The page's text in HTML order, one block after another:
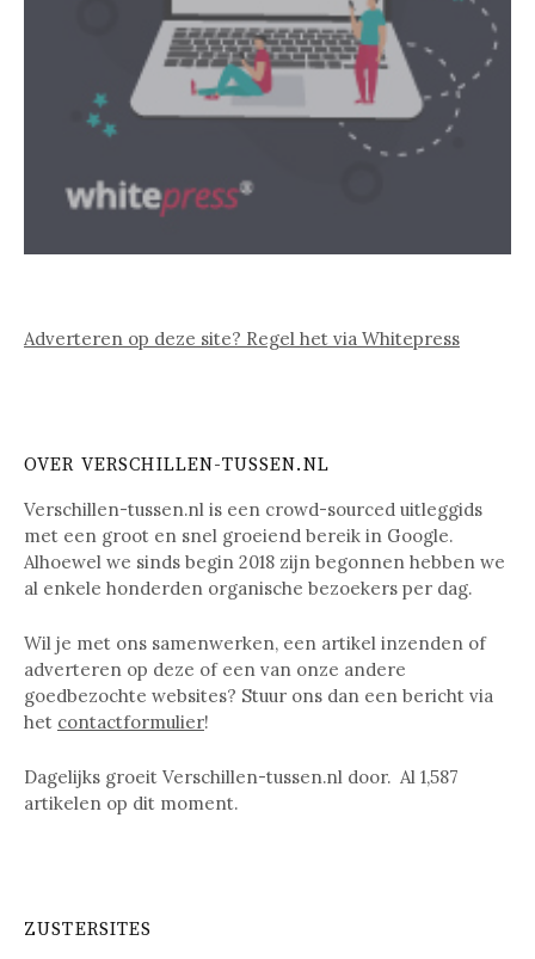
Adverteren op deze site? Regel het via Whitepress
OVER VERSCHILLEN-TUSSEN.NL
Verschillen-tussen.nl is een crowd-sourced uitleggids
met een groot en snel groeiend bereik in Google.
Alhoewel we sinds begin 2018 zijn begonnen hebben we
al enkele honderden organische bezoekers per dag.
Wil je met ons samenwerken, een artikel inzenden of
adverteren op deze of een van onze andere
goedbezochte websites? Stuur ons dan een bericht via
het contactformulier!
Dagelijks groeit Verschillen-tussen.nl door. Al 1,587
artikelen op dit moment.
ZUSTERSITES